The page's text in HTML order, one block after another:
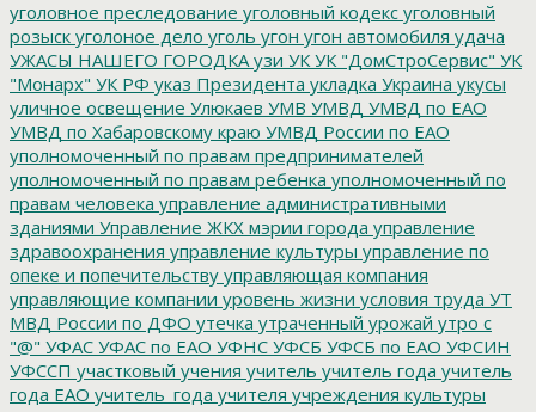
уголовное преследование уголовный кодекс уголовный
розыск уголоное дело уголь угон угон автомобиля удача
УЖАСЫ НАШЕГО ГОРОДКА узи УК УК "ДомСтроСервис" УК
"Монарх" УК РФ указ Президента укладка Украина укусы
уличное освещение Улюкаев УМВ УМВД УМВД по ЕАО
УМВД по Хабаровскому краю УМВД России по ЕАО
уполномоченный по правам предпринимателей
уполномоченный по правам ребенка уполномоченный по
правам человека управление административными
зданиями Управление ЖКХ мэрии города управление
здравоохранения управление культуры управление по
опеке и попечительству управляющая компания
управляющие компании уровень жизни условия труда УТ
МВД России по ДФО утечка утраченный урожай утро с
"@" УФАС УФАС по ЕАО УФНС УФСБ УФСБ по ЕАО УФСИН
УФССП участковый учения учитель учитель года учитель
года ЕАО учитель_года учителя учреждения культуры